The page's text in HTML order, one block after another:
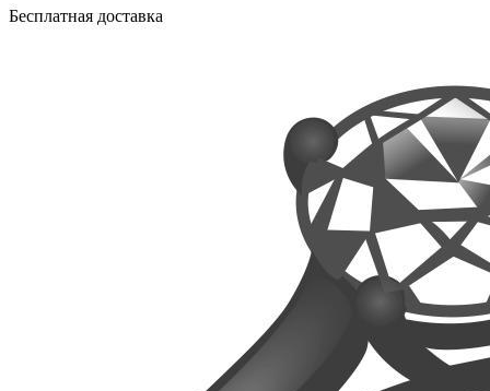
Бесплатная доставка